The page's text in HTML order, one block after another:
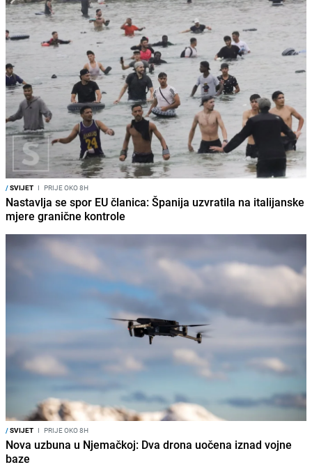
/SVIJET I PRIJE OKO 8H
Nastavlja se spor EU članica: Španija uzvratila na italijanske
mjere granične kontrole
/SVIJET I PRIJE OKO 8H
Nova uzbuna u Njemačkoj: Dva drona uočena iznad vojne
baze